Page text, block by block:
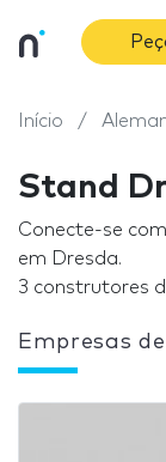
Início
Stand
Conecte-se
em Dresda.
3 construtores
Empresas